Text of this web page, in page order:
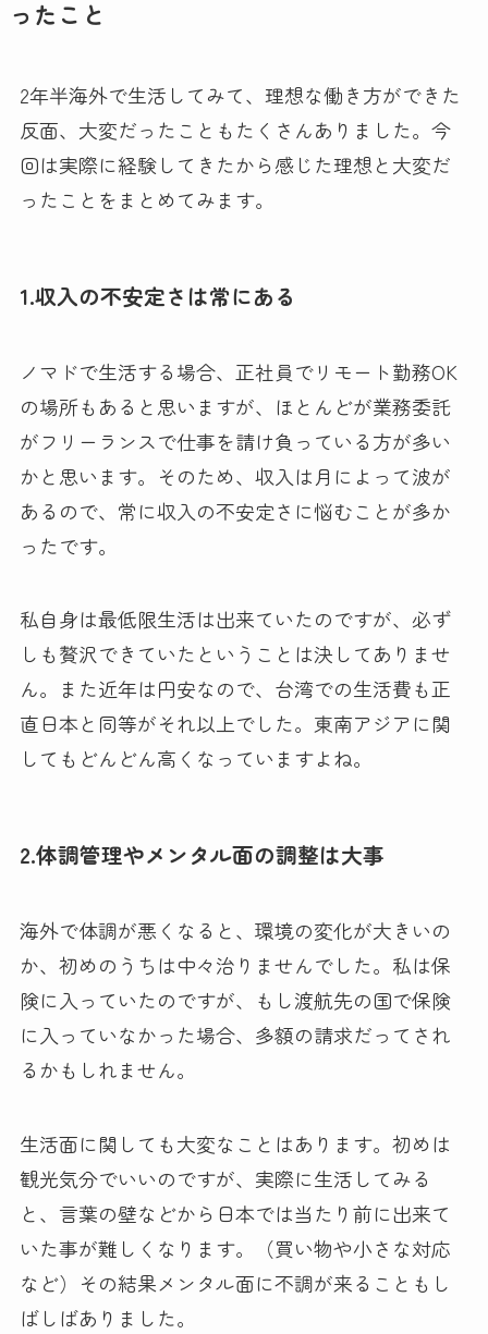
ったこと
2年半海外で生活してみて、理想な働き方ができた
反面、大変だったこともたくさんありました。今
回は実際に経験してきたから感じた理想と大変だ
ったことをまとめてみます。
1.収入の不安定さは常にある
ノマドで生活する場合、正社員でリモート勤務OK
の場所もあると思いますが、ほとんどが業務委託
がフリーランスで仕事を請け負っている方が多い
かと思います。そのため、収入は月によって波が
あるので、常に収入の不安定さに悩むことが多か
ったです。
私自身は最低限生活は出来ていたのですが、必ず
しも贅沢できていたということは決してありませ
ん。また近年は円安なので、台湾での生活費も正
直日本と同等がそれ以上でした。東南アジアに関
してもどんどん高くなっていますよね。
2.体調管理やメンタル面の調整は大事
海外で体調が悪くなると、環境の変化が大きいの
か、初めのうちは中々治りませんでした。私は保
険に入っていたのですが、もし渡航先の国で保険
に入っていなかった場合、多額の請求だってされ
るかもしれません。
生活面に関しても大変なことはあります。初めは
観光気分でいいのですが、実際に生活してみる
と、言葉の壁などから日本では当たり前に出来て
いた事が難しくなります。（買い物や小さな対応
など）その結果メンタル面に不調が来ることもし
ばしばありました。